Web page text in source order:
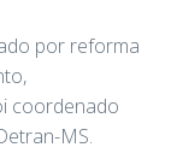
por reforma
coordenado
MS.